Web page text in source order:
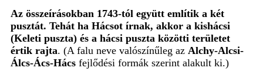
Az összeírásokban 1743-tól együtt említik a két
pusztát. Tehát ha Hácsot írnak, akkor a kishácsi
(Keleti puszta) és a hácsi puszta közötti területet
értik rajta. (A falu neve valószínűleg az Alchy-Alcsi-
Álcs-Ács-Hács fejlődési formák szerint alakult ki.)